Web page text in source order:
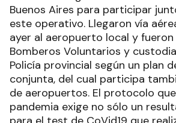
Buenos Aires para participar
este operativo. Llegaron vía
ayer al aeropuerto local y
Bomberos Voluntarios y
Policía provincial según un plan
conjunta, del cual participa
de aeropuertos. El protocolo
pandemia exige no sólo un